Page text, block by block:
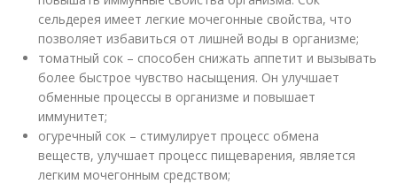
сельдерея имеет легкие мочегонные свойства, что
позволяет избавиться от лишней воды в организме;
томатный сок – способен снижать аппетит и вызывать
более быстрое чувство насыщения. Он улучшает
обменные процессы в организме и повышает
иммунитет;
огуречный сок – стимулирует процесс обмена
веществ, улучшает процесс пищеварения, является
легким мочегонным средством;